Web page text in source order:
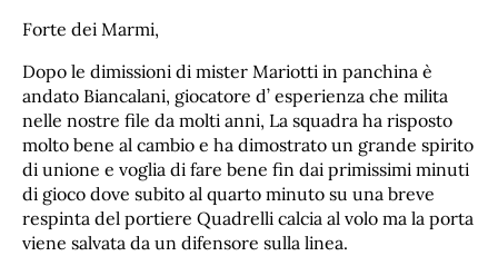
Forte dei Marmi,
Dopo le dimissioni di mister Mariotti in panchina è
andato Biancalani, giocatore d’ esperienza che milita
nelle nostre file da molti anni, La squadra ha risposto
molto bene al cambio e ha dimostrato un grande spirito
di unione e voglia di fare bene fin dai primissimi minuti
di gioco dove subito al quarto minuto su una breve
respinta del portiere Quadrelli calcia al volo ma la porta
viene salvata da un difensore sulla linea.